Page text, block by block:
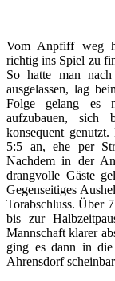
Vom Anpfiff weg
richtig ins Spiel zu
So hatte man nach
ausgelassen, lag
Folge gelang es
aufzubauen, sich
konsequent
5:5 an, ehe per
Nachdem in der
drangvolle Gäste
Gegenseitiges
Torabschluss. Über
bis zur
Mannschaft klarer
ging es dann in die
Ahrensdorf